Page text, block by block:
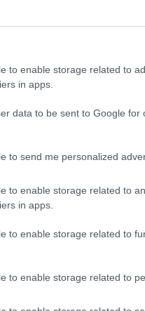
to enable storage related to
in apps.
data to be sent to Google for
to send me personalized
to enable storage related to
in apps.
to enable storage related to
to enable storage related to
ένα από τα πιο κουλ
εναπομείναντα
οριστικά τις
να μην υπάρχει
επιλογές. Η
ανθρώπινο
σου.